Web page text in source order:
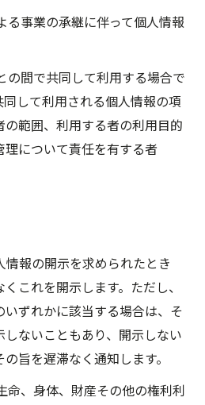
る事業の承継に伴って個人情報
の間で共同して利用する場合で
して利用される個人情報の項
範囲、利用する者の利用目的
について責任を有する者
情報の開示を求められたとき
これを開示します。ただし、
ずれかに該当する場合は、そ
ないこともあり、開示しない
旨を遅滞なく通知します。
命、身体、財産その他の権利利